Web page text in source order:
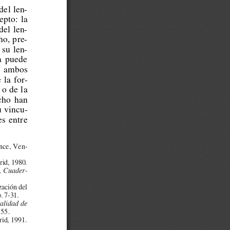
len-
la
len-
pre-
len-
puede
ambos
la for-
o de la
han
vincu-
entre
Ven-
1980.
Cuader-
del
7-31.
de
1991.